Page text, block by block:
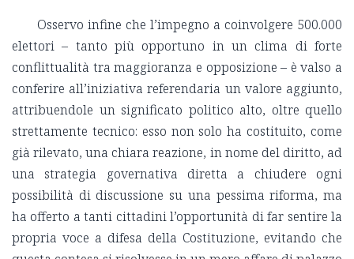
Osservo infine che l’impegno a coinvolgere 500.000
elettori – tanto più opportuno in un clima di forte
conflittualità tra maggioranza e opposizione – è valso a
conferire all’iniziativa referendaria un valore aggiunto,
attribuendole un significato politico alto, oltre quello
strettamente tecnico: esso non solo ha costituito, come
già rilevato, una chiara reazione, in nome del diritto, ad
una strategia governativa diretta a chiudere ogni
possibilità di discussione su una pessima riforma, ma
ha offerto a tanti cittadini l’opportunità di far sentire la
propria voce a difesa della Costituzione, evitando che